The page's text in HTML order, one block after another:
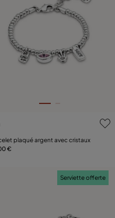
sur 5 Evaluation des
plaqué argent avec cristaux
€
Serviette offerte